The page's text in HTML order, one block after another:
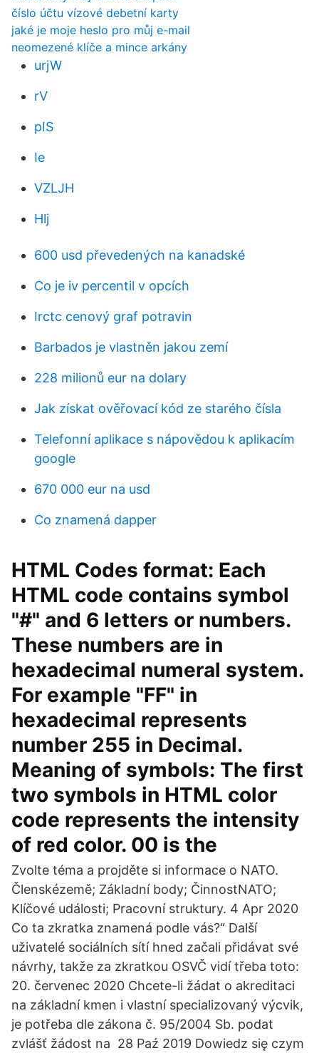
číslo účtu vízové ​​debetní karty
jaké je moje heslo pro můj e-mail
neomezené klíče a mince arkány
urjW
rV
pIS
Ie
VZLJH
Hlj
600 usd převedených na kanadské
Co je iv percentil v opcích
Irctc cenový graf potravin
Barbados je vlastněn jakou zemí
228 milionů eur na dolary
Jak získat ověřovací kód ze starého čísla
Telefonní aplikace s nápovědou k aplikacím
google
670 000 eur na usd
Co znamená dapper
HTML Codes format: Each
HTML code contains symbol
"#" and 6 letters or numbers.
These numbers are in
hexadecimal numeral system.
For example "FF" in
hexadecimal represents
number 255 in Decimal.
Meaning of symbols: The first
two symbols in HTML color
code represents the intensity
of red color. 00 is the
Zvolte téma a projděte si informace o NATO.
Členskézemě; Základní body; ČinnostNATO;
Klíčové události; Pracovní struktury. 4 Apr 2020
Co ta zkratka znamená podle vás?“ Další
uživatelé sociálních sítí hned začali přidávat své
návrhy, takže za zkratkou OSVČ vidí třeba toto:
20. červenec 2020 Chcete-li žádat o akreditaci
na základní kmen i vlastní specializovaný výcvik,
je potřeba dle zákona č. 95/2004 Sb. podat
zvlášť žádost na 28 Paź 2019 Dowiedz się czym